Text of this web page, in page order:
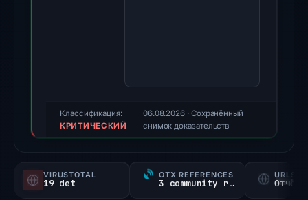
score,
not
probability).
Классификация:
КРИТИЧЕСКИЙ
06.08.2026 · Сохранённый
снимок доказательств
VIRUSTOTAL
19 det
OTX REFERENCES
3 community refs Отчёт